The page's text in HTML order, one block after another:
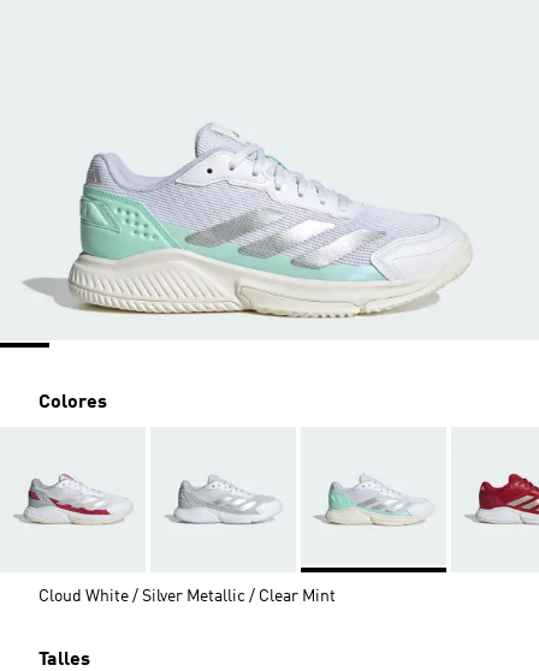
Colores
Cloud White / Silver Metallic / Clear Mint
Talles